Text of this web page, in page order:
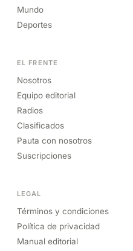
Mundo
Deportes
EL FRENTE
Nosotros
Equipo editorial
Radios
Clasificados
Pauta con nosotros
Suscripciones
LEGAL
Términos y condiciones
Política de privacidad
Manual editorial